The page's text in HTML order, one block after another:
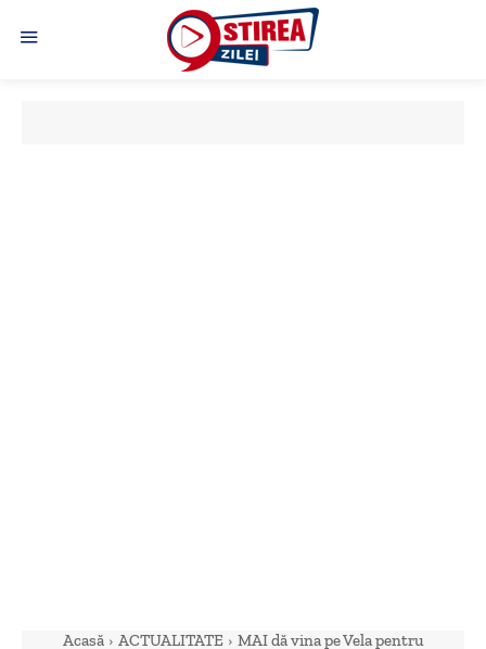
Acasă ACTUALITATE
MAI dă vina pe Vela pentru